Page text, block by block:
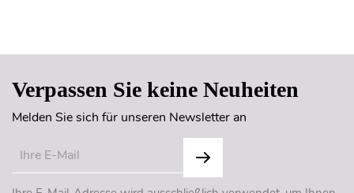
Verpassen Sie keine Neuheiten
Melden Sie sich für unseren Newsletter an